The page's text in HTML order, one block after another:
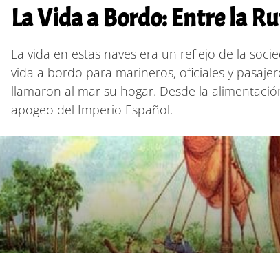
La Vida a Bordo: Entre la
La vida en estas naves era un reflejo de la
vida a bordo para marineros, oficiales y
llamaron al mar su hogar. Desde la
apogeo del Imperio Español.